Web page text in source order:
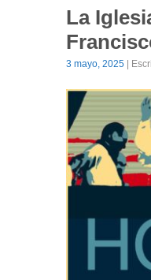
La
3 mayo, 2025 |